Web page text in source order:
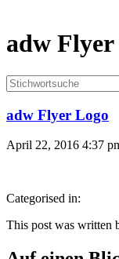
adw Flyer
adw Flyer Logo
April 22, 2016 4:37
Categorised in:
This post was written